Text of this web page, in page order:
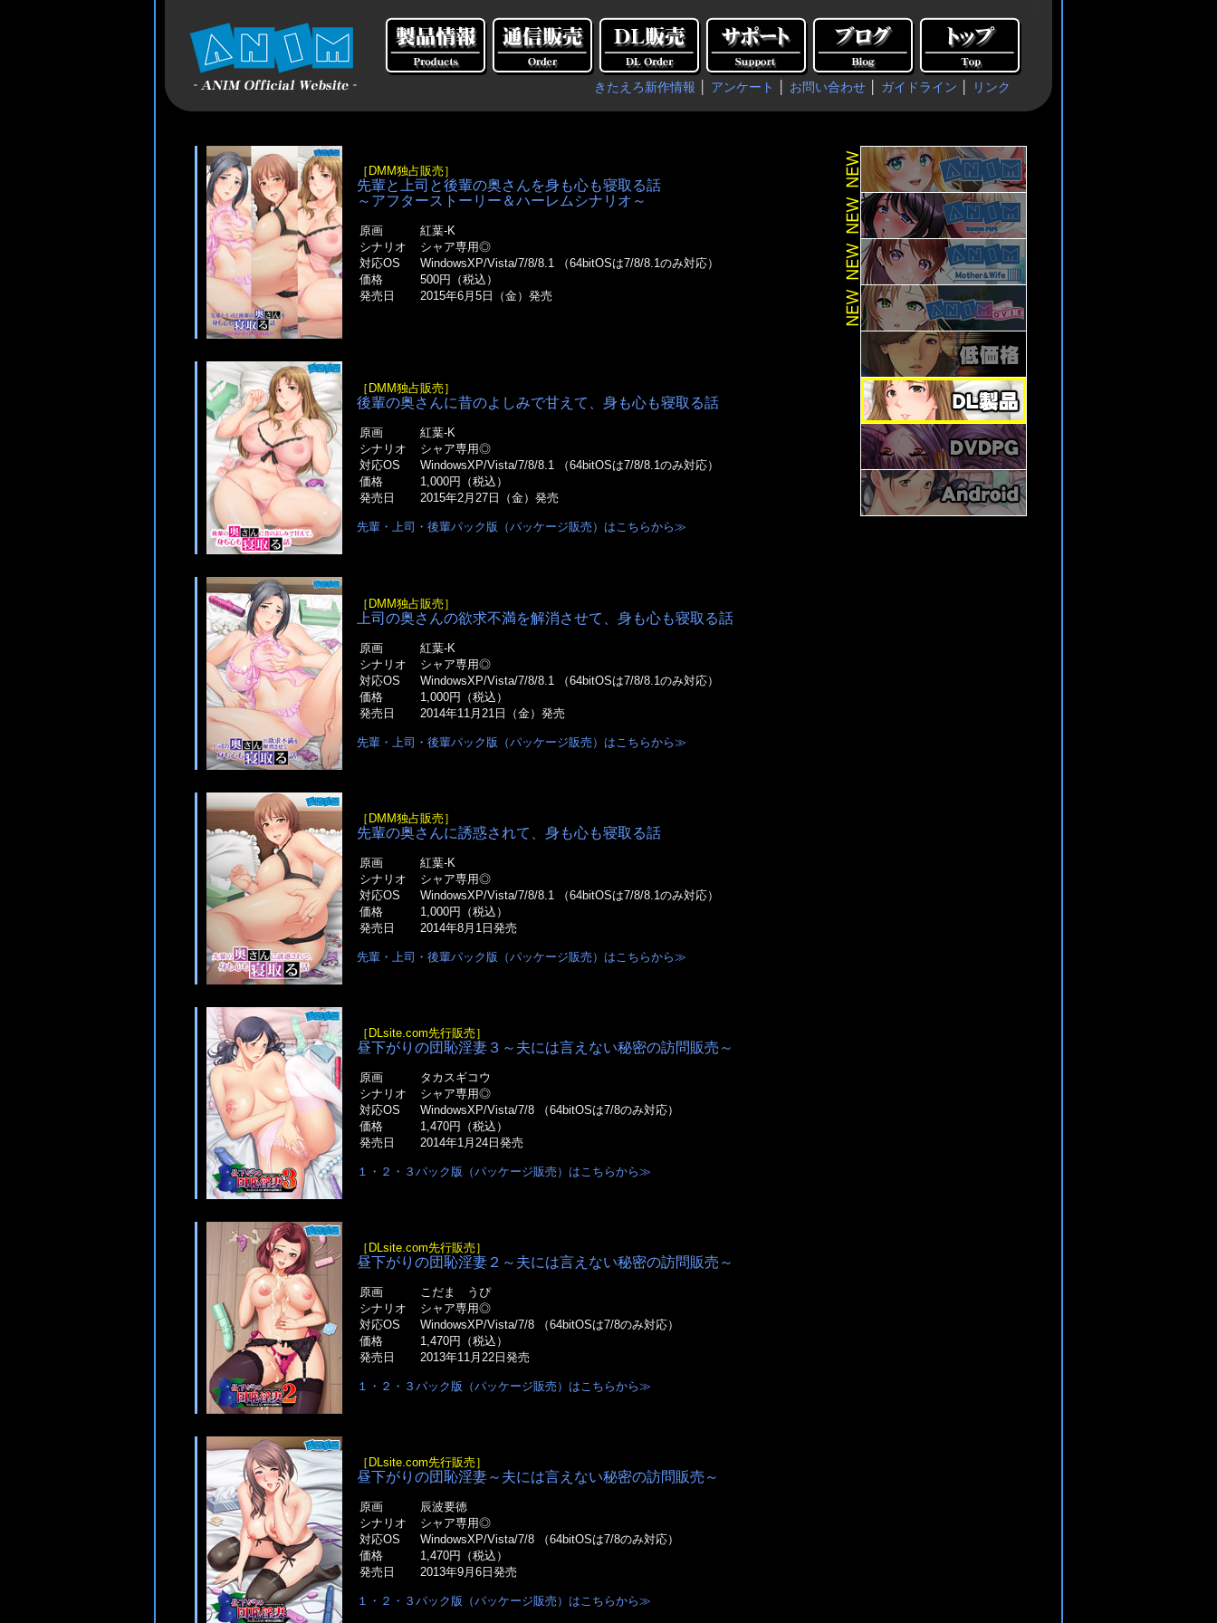
きたえろ新作情報 アンケート お問い合わせ ガイドライン リンク
［DMM独占販売］
先輩と上司と後輩の奥さんを身も心も寝取る話
～アフターストーリー＆ハーレムシナリオ～
原画
紅葉-K
シナリオ
シャア専用◎
対応OS
WindowsXP/Vista/7/8/8.1 （64bitOSは7/8/8.1のみ対応）
価格
500円（税込）
発売日
2015年6月5日（金）発売
［DMM独占販売］
後輩の奥さんに昔のよしみで甘えて、身も心も寝取る話
原画
紅葉-K
シナリオ
シャア専用◎
対応OS
WindowsXP/Vista/7/8/8.1 （64bitOSは7/8/8.1のみ対応）
価格
1,000円（税込）
発売日
2015年2月27日（金）発売
先輩・上司・後輩パック版（パッケージ販売）はこちらから≫
［DMM独占販売］
上司の奥さんの欲求不満を解消させて、身も心も寝取る話
原画
紅葉-K
シナリオ
シャア専用◎
対応OS
WindowsXP/Vista/7/8/8.1 （64bitOSは7/8/8.1のみ対応）
価格
1,000円（税込）
発売日
2014年11月21日（金）発売
先輩・上司・後輩パック版（パッケージ販売）はこちらから≫
［DMM独占販売］
先輩の奥さんに誘惑されて、身も心も寝取る話
原画
紅葉-K
シナリオ
シャア専用◎
対応OS
WindowsXP/Vista/7/8/8.1 （64bitOSは7/8/8.1のみ対応）
価格
1,000円（税込）
発売日
2014年8月1日発売
先輩・上司・後輩パック版（パッケージ販売）はこちらから≫
［DLsite.com先行販売］
昼下がりの団恥淫妻３～夫には言えない秘密の訪問販売～
原画
タカスギコウ
シナリオ
シャア専用◎
対応OS
WindowsXP/Vista/7/8 （64bitOSは7/8のみ対応）
価格
1,470円（税込）
発売日
2014年1月24日発売
１・２・３パック版（パッケージ販売）はこちらから≫
［DLsite.com先行販売］
昼下がりの団恥淫妻２～夫には言えない秘密の訪問販売～
原画
こだま うぴ
シナリオ
シャア専用◎
対応OS
WindowsXP/Vista/7/8 （64bitOSは7/8のみ対応）
価格
1,470円（税込）
発売日
2013年11月22日発売
１・２・３パック版（パッケージ販売）はこちらから≫
［DLsite.com先行販売］
昼下がりの団恥淫妻～夫には言えない秘密の訪問販売～
原画
辰波要徳
シナリオ
シャア専用◎
対応OS
WindowsXP/Vista/7/8 （64bitOSは7/8のみ対応）
価格
1,470円（税込）
発売日
2013年9月6日発売
１・２・３パック版（パッケージ販売）はこちらから≫